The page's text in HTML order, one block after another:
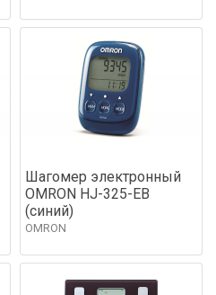
Шагомер электронный
OMRON HJ-325-EB
(синий)
OMRON